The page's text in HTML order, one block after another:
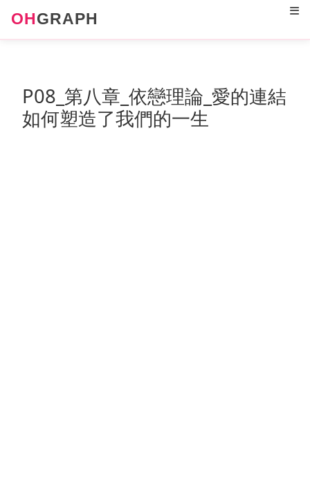
OHGRAPH
P08_第八章_依戀理論_愛的連結
如何塑造了我們的一生